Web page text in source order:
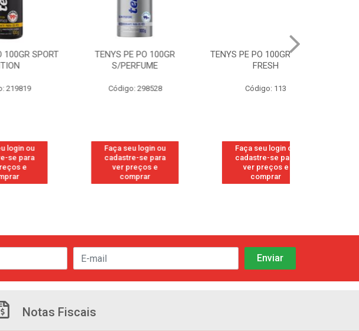
TENYS PE PO 100GR
S/PERFUME
Código: 298528
Faça seu login ou
cadastre-se para
ver preços e
TENYS PE PO 100GR MENTA
Faça seu login ou
cadastre-se para
ver preços e
Notas Fiscais